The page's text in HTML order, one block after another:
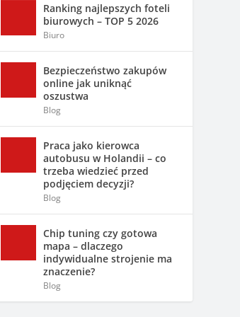
Ranking najlepszych foteli
biurowych – TOP 5 2026
Biuro
Bezpieczeństwo zakupów
online jak uniknąć
oszustwa
Blog
Praca jako kierowca
autobusu w Holandii – co
trzeba wiedzieć przed
podjęciem decyzji?
Blog
Chip tuning czy gotowa
mapa – dlaczego
indywidualne strojenie ma
znaczenie?
Blog